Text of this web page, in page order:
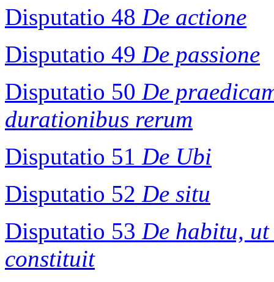
Disputatio 48 De actione
Disputatio 49 De passione
Disputatio 50 De
durationibus rerum
Disputatio 51 De Ubi
Disputatio 52 De situ
Disputatio 53 De habitu, ut
constituit